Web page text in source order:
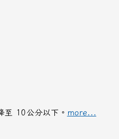
10公分以下。​​ more...